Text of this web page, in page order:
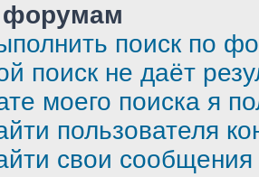
форумам
поиск по
поиск не даёт
моего поиска я
пользователя
свои